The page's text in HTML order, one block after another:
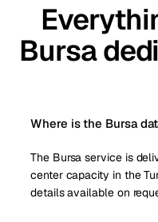
Bursa
Where is the Bursa
The Bursa service is
center capacity in the
details available on